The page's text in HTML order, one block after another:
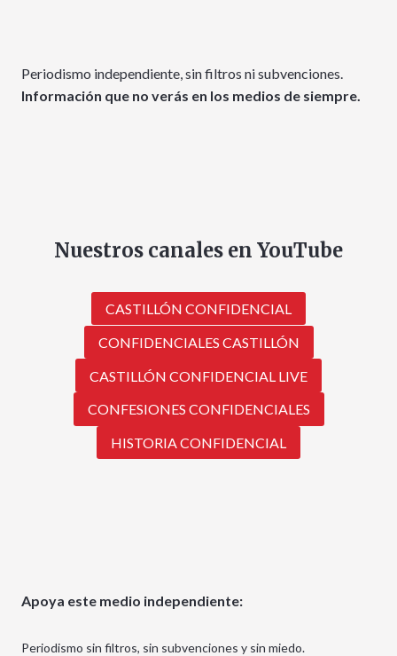
Periodismo independiente, sin filtros ni subvenciones.
Información que no verás en los medios de siempre.
Nuestros canales en YouTube
CASTILLÓN CONFIDENCIAL
CONFIDENCIALES CASTILLÓN
CASTILLÓN CONFIDENCIAL LIVE
CONFESIONES CONFIDENCIALES
HISTORIA CONFIDENCIAL
Apoya este medio independiente:
Periodismo sin filtros, sin subvenciones y sin miedo.